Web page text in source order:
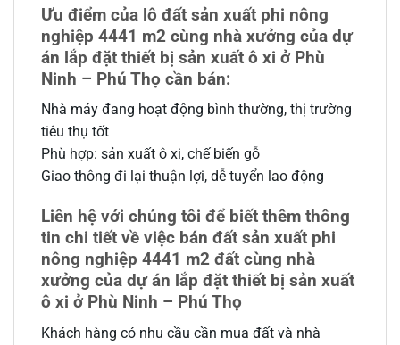
Ưu điểm của lô đất sản xuất phi nông
nghiệp 4441 m2 cùng nhà xưởng của dự
án lắp đặt thiết bị sản xuất ô xi ở Phù
Ninh – Phú Thọ cần bán:
Nhà máy đang hoạt động bình thường, thị trường
tiêu thụ tốt
Phù hợp: sản xuất ô xi, chế biến gỗ
Giao thông đi lại thuận lợi, dễ tuyển lao động
Liên hệ với chúng tôi để biết thêm thông
tin chi tiết về việc bán đất sản xuất phi
nông nghiệp 4441 m2 đất cùng nhà
xưởng của dự án lắp đặt thiết bị sản xuất
ô xi ở Phù Ninh – Phú Thọ
Khách hàng có nhu cầu cần mua đất và nhà